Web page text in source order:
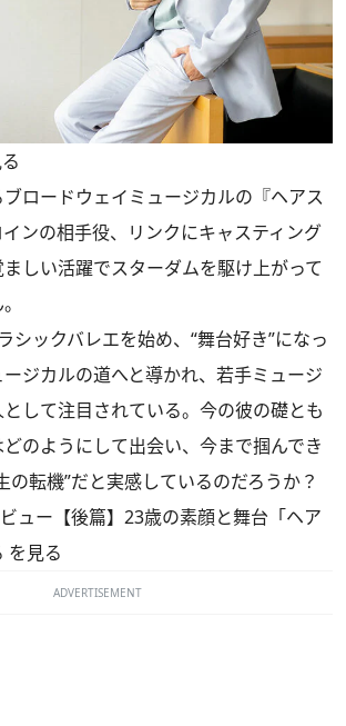
ロードウェイミュージカルの『ヘアス
ンの相手役、リンクにキャスティング
しい活躍でスターダムを駆け上がって
シックバレエを始め、“舞台好き”になっ
ジカルの道へと導かれ、若手ミュージ
して注目されている。今の彼の礎とも
のようにして出会い、今まで掴んでき
の転機”だと実感しているのだろうか？
ュー【後篇】23歳の素顔と舞台「ヘア
を見る
ADVERTISEMENT